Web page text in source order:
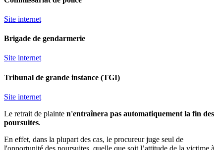
Site internet
Brigade de gendarmerie
Site internet
Tribunal de grande instance (TGI)
Site internet
Le retrait de plainte n'entraînera pas automatiquement la fin des
poursuites.
En effet, dans la plupart des cas, le procureur juge seul de
l'opportunité des poursuites, quelle que soit l’attitude de la victime à